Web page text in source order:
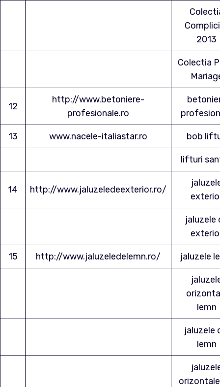
2013
Colectia
12
http://www.betoniere-
profesionale.ro
13 www.nacele-italiastar.ro bob
lifturi
14 http://www.jaluzeledeexterior.ro/
jaluzele
15 http://www.jaluzeledelemn.ro/ jaluzele
lemn
jaluzele
lemn